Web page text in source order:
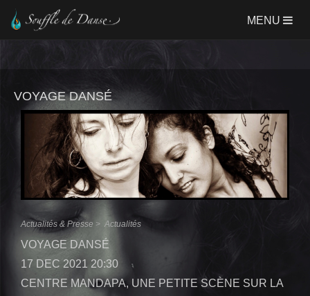
Aller
au
MENU
VOYAGE DANSÉ
Actualités & Presse > Actualités
VOYAGE DANSÉ
17 DEC 2021 20:30
CENTRE MANDAPA, UNE PETITE SCÈNE SUR LA